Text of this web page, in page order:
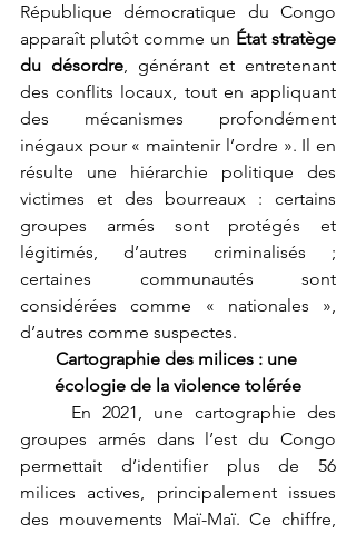
République démocratique du Congo
apparaît plutôt comme un État stratège
du désordre, générant et entretenant
des conflits locaux, tout en appliquant
des mécanismes profondément
inégaux pour « maintenir l’ordre ». Il en
résulte une hiérarchie politique des
victimes et des bourreaux : certains
groupes armés sont protégés et
légitimés, d’autres criminalisés ;
certaines communautés sont
considérées comme « nationales »,
d’autres comme suspectes.
Cartographie des milices : une
écologie de la violence tolérée
groupes armés dans l’est du Congo
permettait d’identifier plus de 56
milices actives, principalement issues
des mouvements Maï-Maï. Ce chiffre,